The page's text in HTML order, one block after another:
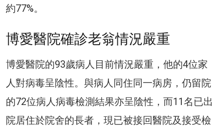
約77%。
博愛醫院確診老翁情況嚴重
博愛醫院的93歲病人目前情況嚴重，他的4位家
人對病毒呈陰性。與病人同住同一病房，仍留院
的72位病人病毒檢測結果亦呈陰性，而11名已出
院居住於院舍的長者，現已被接回醫院及接受檢